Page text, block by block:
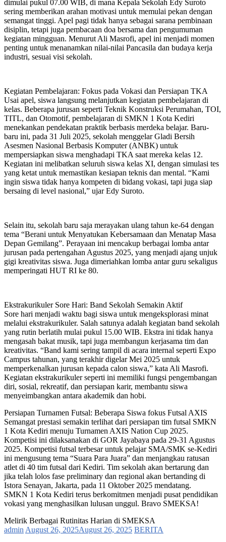
dimulai pukul 07.00 WIB, di mana Kepala Sekolah Edy Suroto
sering memberikan arahan motivasi untuk memulai pekan dengan
semangat tinggi. Apel pagi tidak hanya sebagai sarana pembinaan
disiplin, tetapi juga pembacaan doa bersama dan pengumuman
kegiatan mingguan. Menurut Ali Masrofi, apel ini menjadi momen
penting untuk menanamkan nilai-nilai Pancasila dan budaya kerja
industri, sesuai visi sekolah.
Kegiatan Pembelajaran: Fokus pada Vokasi dan Persiapan TKA
Usai apel, siswa langsung melanjutkan kegiatan pembelajaran di
kelas. Beberapa jurusan seperti Teknik Konstruksi Perumahan, TOI,
TITL, dan Otomotif, pembelajaran di SMKN 1 Kota Kediri
menekankan pendekatan praktik berbasis merdeka belajar. Baru-
baru ini, pada 31 Juli 2025, sekolah menggelar Gladi Bersih
Asesmen Nasional Berbasis Komputer (ANBK) untuk
mempersiapkan siswa menghadapi TKA saat mereka kelas 12.
Kegiatan ini melibatkan seluruh siswa kelas XI, dengan simulasi tes
yang ketat untuk memastikan kesiapan teknis dan mental. “Kami
ingin siswa tidak hanya kompeten di bidang vokasi, tapi juga siap
bersaing di level nasional,” ujar Edy Suroto.
Selain itu, sekolah baru saja merayakan ulang tahun ke-64 dengan
tema “Berani untuk Menyatukan Kebersamaan dan Menatap Masa
Depan Gemilang”. Perayaan ini mencakup berbagai lomba antar
jurusan pada pertengahan Agustus 2025, yang menjadi ajang unjuk
gigi kreativitas siswa. Juga dimeriahkan lomba antar guru sekaligus
memperingati HUT RI ke 80.
Ekstrakurikuler Sore Hari: Band Sekolah Semakin Aktif
Sore hari menjadi waktu bagi siswa untuk mengeksplorasi minat
melalui ekstrakurikuler. Salah satunya adalah kegiatan band sekolah
yang rutin berlatih mulai pukul 15.00 WIB. Ekstra ini tidak hanya
mengasah bakat musik, tapi juga membangun kerjasama tim dan
kreativitas. “Band kami sering tampil di acara internal seperti Expo
Campus tahunan, yang terakhir digelar Mei 2025 untuk
memperkenalkan jurusan kepada calon siswa,” kata Ali Masrofi.
Kegiatan ekstrakurikuler seperti ini memiliki fungsi pengembangan
diri, sosial, rekreatif, dan persiapan karir, membantu siswa
menyeimbangkan antara akademik dan hobi.
Persiapan Turnamen Futsal: Beberapa Siswa fokus Futsal AXIS
Semangat prestasi semakin terlihat dari persiapan tim futsal SMKN
1 Kota Kediri menuju Turnamen AXIS Nation Cup 2025.
Kompetisi ini dilaksanakan di GOR Jayabaya pada 29-31 Agustus
2025. Kompetisi futsal terbesar untuk pelajar SMA/SMK se-Kediri
ini mengusung tema “Suara Para Juara” dan menjangkau ratusan
atlet di 40 tim futsal dari Kediri. Tim sekolah akan bertarung dan
jika telah lolos fase preliminary dan regional akan bertanding di
Istora Senayan, Jakarta, pada 11 Oktober 2025 mendatang.
SMKN 1 Kota Kediri terus berkomitmen menjadi pusat pendidikan
vokasi yang menghasilkan lulusan unggul. Bravo SMEKSA!
Melirik Berbagai Rutinitas Harian di SMEKSA
admin August 26, 2025August 26, 2025 BERITA